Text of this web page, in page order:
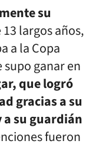
su
13 largos años,
a la Copa
ganar en
que logró
gracias a su
su guardián
fueron